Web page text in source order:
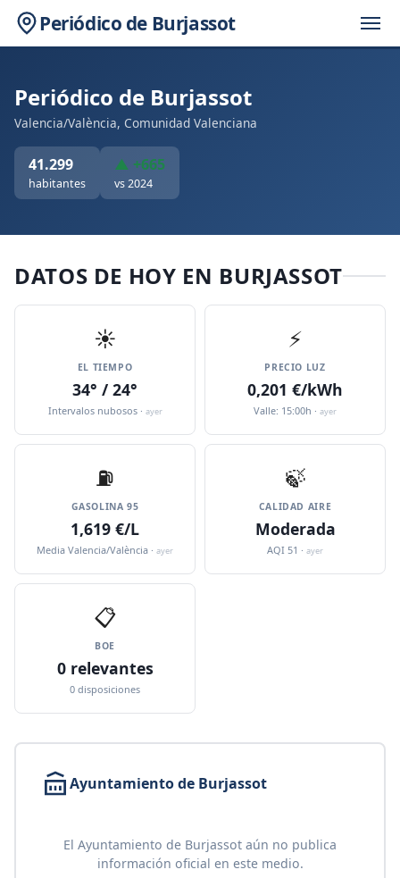
Periódico de Burjassot
Periódico de Burjassot
Valencia/València, Comunidad Valenciana
41.299
habitantes
▲ +665
vs 2024
DATOS DE HOY EN BURJASSOT
☀️
EL TIEMPO
34° / 24°
Intervalos nubosos · ayer
⚡
PRECIO LUZ
0,201 €/kWh
Valle: 15:00h · ayer
⛽️
GASOLINA 95
1,619 €/L
Media Valencia/València · ayer
🍃
CALIDAD AIRE
Moderada
AQI 51 · ayer
📋
BOE
0 relevantes
0 disposiciones
Ayuntamiento de Burjassot
El Ayuntamiento de Burjassot aún no publica
información oficial en este medio.